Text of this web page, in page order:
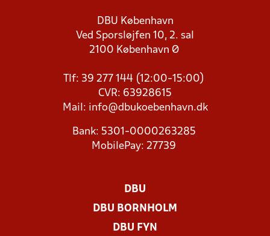
DBU København
Ved Sporsløjfen 10, 2. sal
2100 København Ø
Tlf: 39 277 144 (12:00-15:00)
CVR: 63928615
Mail: info@dbukoebenhavn.dk
Bank: 5301-0000263285
MobilePay: 27739
DBU
DBU BORNHOLM
DBU FYN